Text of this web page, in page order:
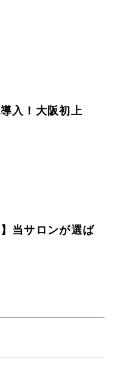
入！大阪初上
当サロンが選ば